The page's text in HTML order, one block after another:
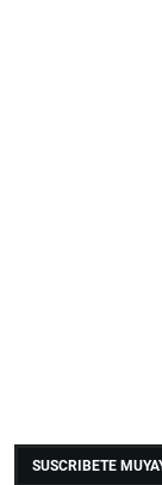
SUSCRIBETE